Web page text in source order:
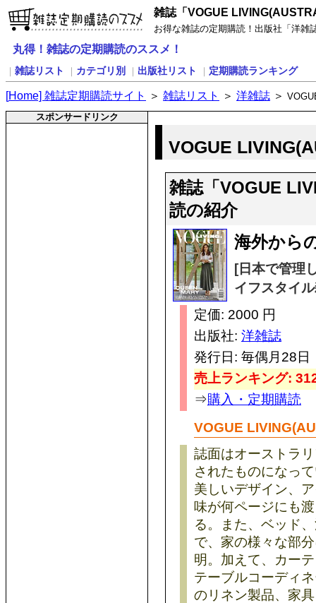
雑誌「VOGUE
お得な雑誌の定期購読！出版社「洋雑
丸得！雑誌の定期購読のススメ！
雑誌リスト カテゴリ別 出版社リスト 定期購読ランキング
[Home] 雑誌定期購読サイト ＞ 雑誌リスト ＞ 洋雑誌 ＞
スポンサードリンク
VOGUE
雑誌「VOGUE
読の紹介
海外から
[日本で管理
イフスタイ
定価: 2000 円
出版社: 洋雑誌
発行日: 毎偶月28日
売上ランキング:
⇒購入・定期購読
VOGUE
誌面はオーストラ
されたものになっ
美しいデザイン、
味が何ページにも
る。また、ベッド
で、家の様々な部
明。加えて、カー
テーブルコーディ
のリネン製品、家